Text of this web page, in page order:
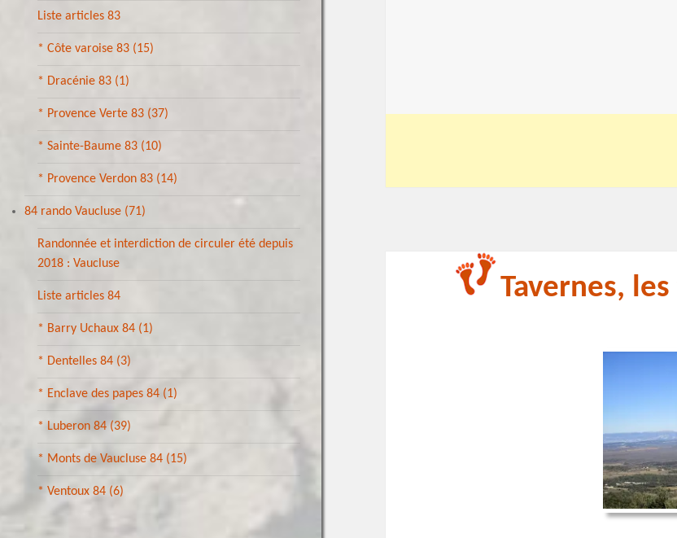
Liste articles 83
* Côte varoise 83 (15)
* Dracénie 83 (1)
* Provence Verte 83 (37)
* Sainte-Baume 83 (10)
* Provence Verdon 83 (14)
84 rando Vaucluse (71)
Randonnée et interdiction de circuler été depuis
2018 : Vaucluse
Liste articles 84
* Barry Uchaux 84 (1)
* Dentelles 84 (3)
* Enclave des papes 84 (1)
* Luberon 84 (39)
* Monts de Vaucluse 84 (15)
* Ventoux 84 (6)
Tavernes,